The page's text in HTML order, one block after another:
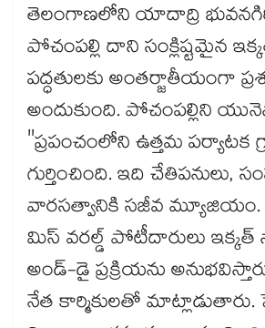
తెలంగాణలోని యాదాద్రి
పోచంపల్లి దాని సంక్లిష్టమైన
పద్ధతులకు అంతర్జాతీయంగా
అందుకుంది. పోచంపల్లిని
"ప్రపంచంలోని ఉత్తమ పర్యాటక
గుర్తించింది. ఇది చేతిపనులు,
వారసత్వానికి సజీవ మ్యూజియం.
మిస్ వరల్డ్ పోటీదారులు
అండ్-డై ప్రక్రియను
నేత కార్మికులతో